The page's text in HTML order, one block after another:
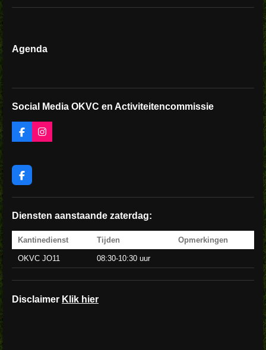
Agenda
Social Media OKVC en Activiteitencommissie
F
a
b
o
k
I
n
a
F
a
c
b
o
k
Diensten aanstaande zaterdag:
Kantinedienst Tijden Opmerkingen
OKVC JO11 08:30-10:30 uur
Disclaimer Klik hier